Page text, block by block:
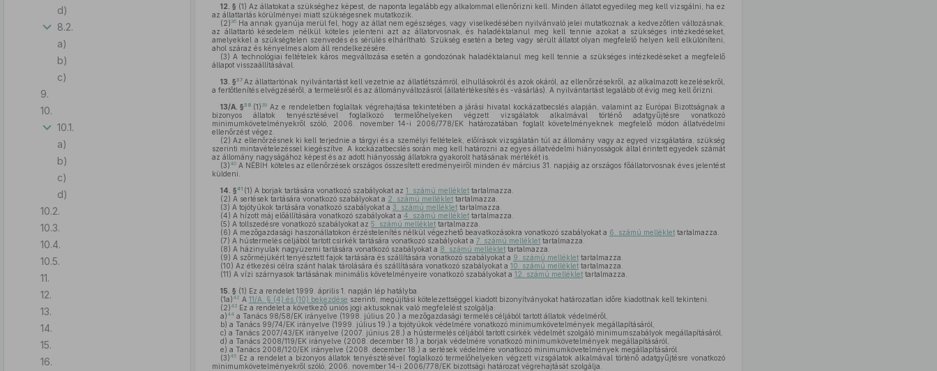
d)
8.2.
a)
b)
c)
9.
10.
10.1.
a)
b)
c)
d)
10.2.
10.3.
10.4.
10.5.
11.
12.
13.
14.
15.
16.
12. § (1) Az állatokat a szükséghez képest, de naponta legalább egy alkalommal ellenőrizni kell. Minden állatot egyedileg meg kell vizsgálni, ha ez
az állattartás körülményei miatt szükségesnek mutatkozik.
(2) 36Ha annak gyanúja merül fel, hogy az állat nem egészséges, vagy viselkedésében nyilvánvaló jelei mutatkoznak a kedvezőtlen változásnak,
az állattartó késedelem nélkül köteles jelenteni azt az állatorvosnak, és haladéktalanul meg kell tennie azokat a szükséges intézkedéseket,
amelyekkel a szükségtelen szenvedés és sérülés elhárítható. Szükség esetén a beteg vagy sérült állatot olyan megfelelő helyen kell elkülöníteni,
ahol száraz és kényelmes alom áll rendelkezésére.
(3) A technológiai feltételek káros megváltozása esetén a gondozónak haladéktalanul meg kell tennie a szükséges intézkedéseket a megfelelő
állapot visszaállításával.
13. §37 Az állattartónak nyilvántartást kell vezetnie az állatlétszámról, elhullásokról és azok okáról, az ellenőrzésekről, az alkalmazott kezelésekről,
a fertőtlenítés elvégzéséről, a termelésről és az állományváltozásról (állatértékesítés és -vásárlás). A nyilvántartást legalább öt évig meg kell őrizni.
13/A. §38 (1) 39Az e rendeletben foglaltak végrehajtása tekintetében a járási hivatal kockázatbecslés alapján, valamint az Európai Bizottságnak a
bizonyos állatok tenyésztésével foglalkozó termelőhelyeken végzett vizsgálatok alkalmával történő adatgyűjtésre vonatkozó
minimumkövetelményekről szóló, 2006. november 14-i 2006/778/EK határozatában foglalt követelményeknek megfelelő módon állatvédelmi
ellenőrzést végez.
(2) Az ellenőrzésnek ki kell terjednie a tárgyi és a személyi feltételek, előírások vizsgálatán túl az állomány vagy az egyed vizsgálatára, szükség
szerinti mintavételezéssel kiegészítve. A kockázatbecslés során meg kell határozni az egyes állatvédelmi hiányosságok által érintett egyedek számát
az állomány nagyságához képest és az adott hiányosság állatokra gyakorolt hatásának mértékét is.
(3)40A NÉBIH köteles az ellenőrzések országos összesített eredményeiről minden év március 31. napjáig az országos főállatorvosnak éves jelentést
küldeni.
14. §41 (1) A borjak tartására vonatkozó szabályokat az 1. számú melléklettartalmazza.
(2) A sertések tartására vonatkozó szabályokat a 2. számú melléklettartalmazza.
(3) A tojótyúkok tartására vonatkozó szabályokat a 3. számú melléklettartalmazza.
(4) A hízott máj előállítására vonatkozó szabályokat a 4. számú melléklettartalmazza.
(5) A tollszedésre vonatkozó szabályokat az 5. számú melléklettartalmazza.
(6) A mezőgazdasági haszonállatokon érzéstelenítés nélkül végezhető beavatkozásokra vonatkozó szabályokat a 6. számú melléklettartalmazza.
(7) A hústermelés céljából tartott csirkék tartására vonatkozó szabályokat a 7. számú melléklettartalmazza.
(8) A házinyulak nagyüzemi tartására vonatkozó szabályokat a 8. számú melléklettartalmazza.
(9) A szőrméjükért tenyésztett fajok tartására és szállítására vonatkozó szabályokat a 9. számú melléklettartalmazza.
(10) Az étkezési célra szánt halak tárolására és szállítására vonatkozó szabályokat a 10. számú melléklettartalmazza.
(11) A vízi szárnyasok tartásának minimális követelményeire vonatkozó szabályokat a 12. számú melléklettartalmazza.
15. § (1) Ez a rendelet 1999. április 1. napján lép hatályba.
(1a)42 A 11/A. § (4) és (10) bekezdése szerinti, megújítási kötelezettséggel kiadott bizonyítványokat határozatlan időre kiadottnak kell tekinteni.
(2)43Ez a rendelet a következő uniós jogi aktusoknak való megfelelést szolgálja:
a)44a Tanács 98/58/EK irányelve (1998. július 20.) a mezőgazdasági termelés céljából tartott állatok védelméről,
b) a Tanács 99/74/EK irányelve (1999. július 19.) a tojótyúkok védelmére vonatkozó minimumkövetelmények megállapításáról,
c) a Tanács 2007/43/EK irányelve (2007. június 28.) a hústermelés céljából tartott csirkék védelmét szolgáló minimumszabályok megállapításáról,
d) a Tanács 2008/119/EK irányelve (2008. december 18.) a borjak védelmére vonatkozó minimumkövetelmények megállapításáról,
e) a Tanács 2008/120/EK irányelve (2008. december 18.) a sertések védelmére vonatkozó minimumkövetelmények megállapításáról.
(3)45Ez a rendelet a bizonyos állatok tenyésztésével foglalkozó termelőhelyeken végzett vizsgálatok alkalmával történő adatgyűjtésre vonatkozó
minimumkövetelményekről szóló, 2006. november 14-i 2006/778/EK bizottsági határozat végrehajtását szolgálja.